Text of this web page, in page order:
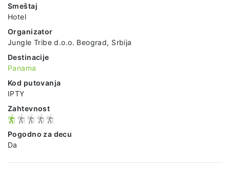
Smeštaj
Hotel
Organizator
Jungle Tribe d.o.o. Beograd, Srbija
Destinacije
Panama
Kod putovanja
IPTY
Zahtevnost
Pogodno za decu
Da